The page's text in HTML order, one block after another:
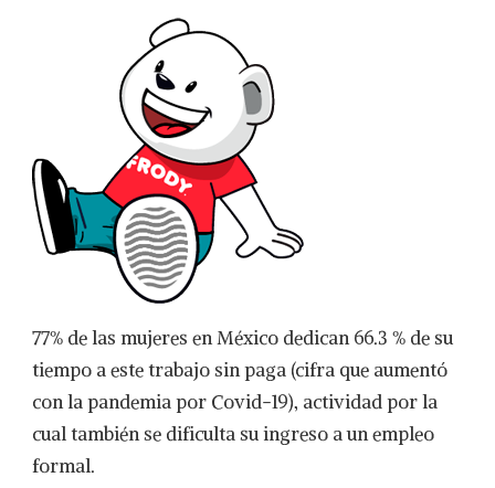
77% de las mujeres en México dedican 66.3 % de su
tiempo a este trabajo sin paga (cifra que aumentó
con la pandemia por Covid-19), actividad por la
cual también se dificulta su ingreso a un empleo
formal.